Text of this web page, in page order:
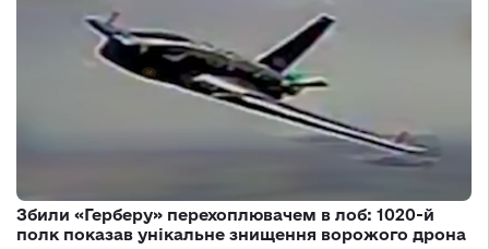
Збили «Герберу» перехоплювачем в лоб: 1020-й
полк показав унікальне знищення ворожого дрона